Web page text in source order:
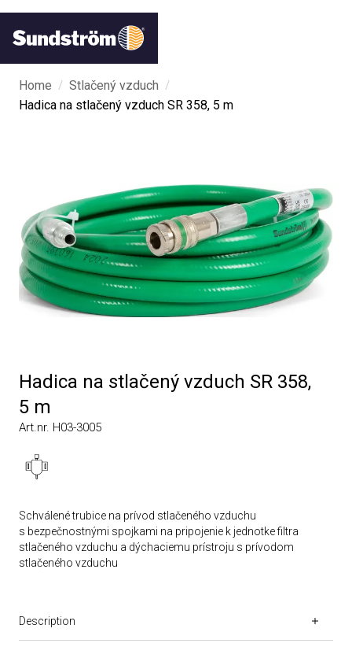
Home / Stlačený vzduch /
Hadica na stlačený vzduch SR 358, 5 m
Hadica na stlačený vzduch SR 358,
5 m
Art.nr. H03-3005
Schválené trubice na prívod stlačeného vzduchu
s bezpečnostnými spojkami na pripojenie k jednotke filtra
stlačeného vzduchu a dýchaciemu prístroju s prívodom
stlačeného vzduchu
Description